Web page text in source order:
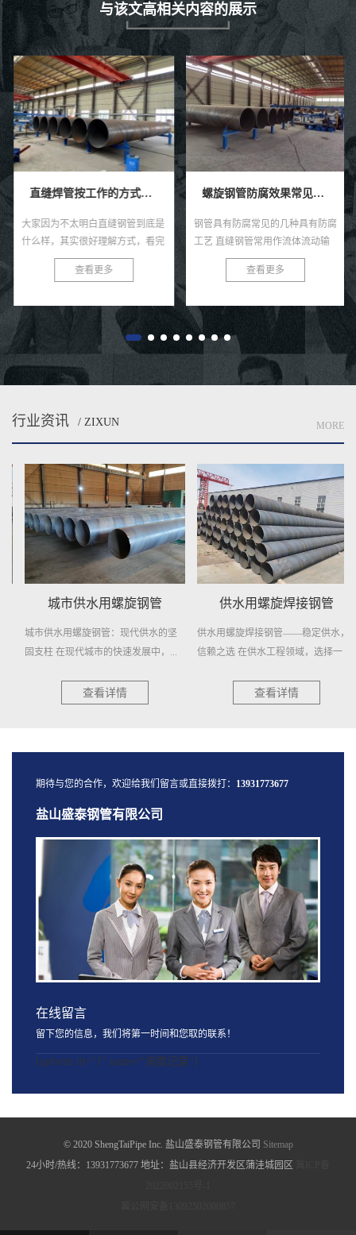
与该文高相关内容的展示
直缝焊管按工作的方式如何不同分类？
大家因为不太明白直缝钢管到底是
什么样，其实很好理解方式，看完
一篇文章你就懂啦。 无缝钢管按
照工作方法能够可分五种方式，即
查看更多
螺旋钢管防腐效果常见的四种具有防腐工艺技术。
钢管具有防腐常见的几种具有防腐
工艺 直缝钢管常用作流体流动输
送和其他气体高质量人才，管道系
统经常需要更多埋地、水下或者权
查看更多
行业资讯 / ZIXUN MORE
城市供水用螺旋钢管
城市供水用螺旋钢管：现代供水的坚
固支柱 在现代城市的快速发展中，...
查看详情
供水用螺旋焊接钢管
供水用螺旋焊接钢管——稳定供水，
信赖之选 在供水工程领域，选择一
查看详情
期待与您的合作，欢迎给我们留言或直接拨打： 13931773677
盐山盛泰钢管有限公司
在线留言
留下您的信息，我们将第一时间和您取的联系！
[quform id="1" name="询盘记录"]
© 2020 ShengTaiPipe Inc. 盐山盛泰钢管有限公司 Sitemap
24小时/热线：13931773677 地址：盐山县经济开发区蒲洼城园区